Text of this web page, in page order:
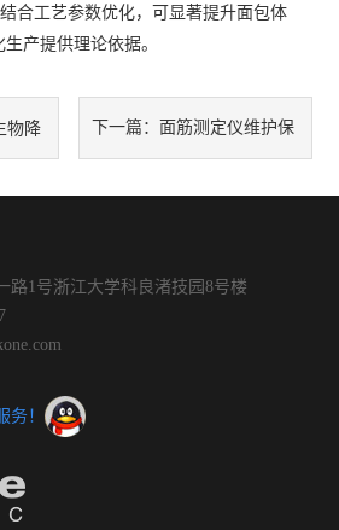
合工艺参数优化，可显著提升面包体
产提供理论依据。
物降 下一篇： 面筋测定仪维护保
路1号浙江大学科良渚技园8号楼
务！